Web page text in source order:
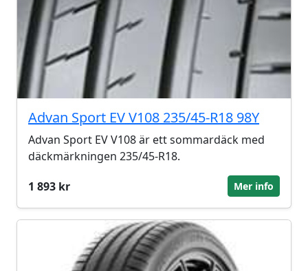
Advan Sport EV V108 235/45-R18 98Y
Advan Sport EV V108 är ett sommardäck med
däckmärkningen 235/45-R18.
1 893 kr
Mer info